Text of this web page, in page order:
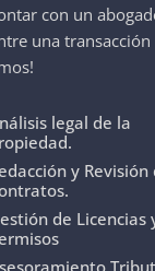
con un
una transacción
legal de la
y Revisión
de Licencias